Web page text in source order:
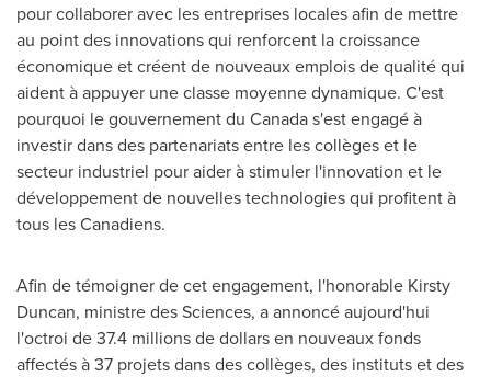
pour collaborer avec les entreprises locales afin de mettre
au point des innovations qui renforcent la croissance
économique et créent de nouveaux emplois de qualité qui
aident à appuyer une classe moyenne dynamique. C'est
pourquoi le gouvernement du Canadas'est engagé à
investir dans des partenariats entre les collèges et le
secteur industriel pour aider à stimuler l'innovation et le
développement de nouvelles technologies qui profitent à
tous les Canadiens.
Afin de témoigner de cet engagement, l'honorable Kirsty
Duncan, ministre des Sciences, a annoncé aujourd'hui
l'octroi de 37.4 millions de dollars en nouveaux fonds
affectés à 37 projets dans des collèges, des instituts et des